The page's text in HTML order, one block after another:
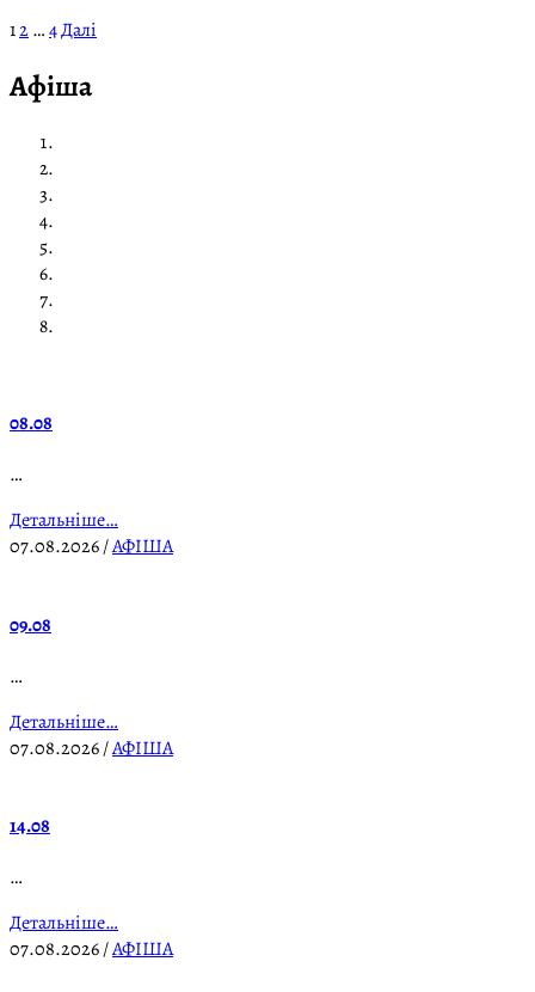
12 …4Далі
Афіша
08.08
…
Детальніше…
07.08.2026/АФІША
09.08
…
Детальніше…
07.08.2026/АФІША
14.08
…
Детальніше…
07.08.2026/АФІША